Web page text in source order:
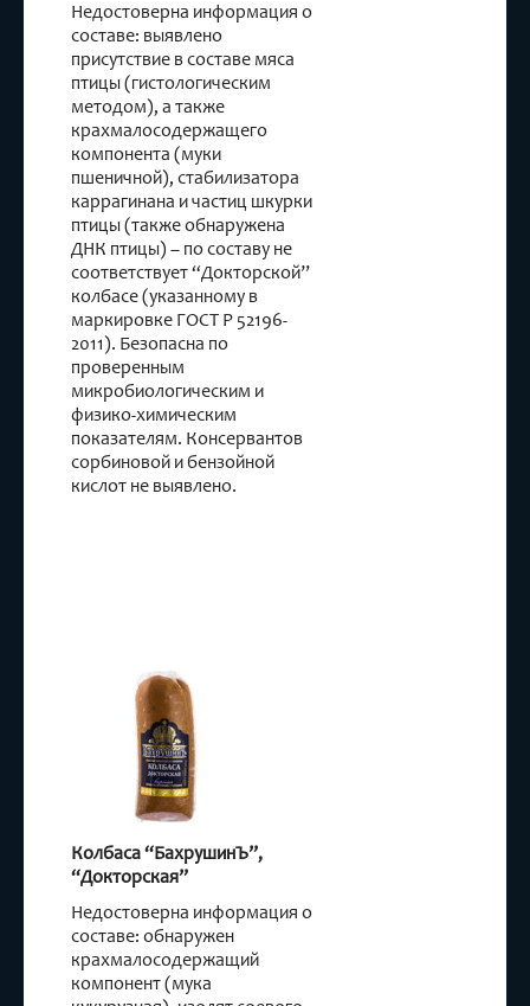
Недостоверна информация о
составе: выявлено
присутствие в составе мяса
птицы (гистологическим
методом), а также
крахмалосодержащего
компонента (муки
пшеничной), стабилизатора
каррагинана и частиц шкурки
птицы (также обнаружена
ДНК птицы) – по составу не
соответствует “Докторской”
колбасе (указанному в
маркировке ГОСТ Р 52196-
2011). Безопасна по
проверенным
микробиологическим и
физико-химическим
показателям. Консервантов
сорбиновой и бензойной
кислот не выявлено.
Колбаса “БахрушинЪ”,
“Докторская”
Недостоверна информация о
составе: обнаружен
крахмалосодержащий
компонент (мука